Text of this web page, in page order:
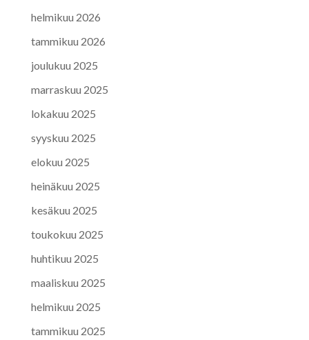
helmikuu 2026
tammikuu 2026
joulukuu 2025
marraskuu 2025
lokakuu 2025
syyskuu 2025
elokuu 2025
heinäkuu 2025
kesäkuu 2025
toukokuu 2025
huhtikuu 2025
maaliskuu 2025
helmikuu 2025
tammikuu 2025